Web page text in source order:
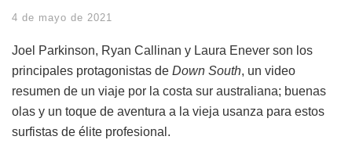
4 de mayo de 2021
Joel Parkinson, Ryan Callinan y Laura Enever son los
principales protagonistas de Down South, un video
resumen de un viaje por la costa sur australiana; buenas
olas y un toque de aventura a la vieja usanza para estos
surfistas de élite profesional.